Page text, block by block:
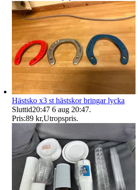
Hästsko x3 st hästskor bringar lycka
Sluttid20:47 6 aug 20:47.
Pris:89 kr,Utropspris.